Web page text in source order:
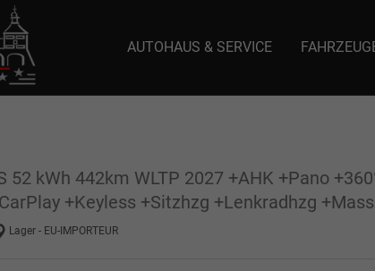
aee-de0k._domainkey.autoeinmaleins.onmicrosoft.com Host
AUTOHAUS & SERVICE
52 kWh 442km WLTP 2027 +AHK +Pano
+Keyless +Sitzhzg +Lenkradhzg
Lager - EU-IMPORTEUR